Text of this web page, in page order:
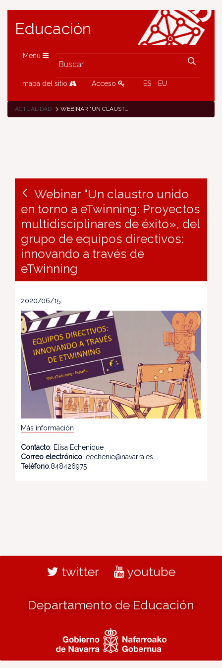
Educación
Menú
mapa del sitio Acceso ES EU
ACTUALIDAD WEBINAR “UN CLAUSTRO UNIDO EN TORNO A ETWINNING: PROYECTOS MULTIDISCIPLINARES DE ÉXITO», DEL GRUPO DE EQUIPOS DIRECTIVOS: INNOVANDO A TRAVÉS DE ETWINNING
Webinar “Un claustro unido
en torno a eTwinning: Proyectos
multidisciplinares de éxito», del
grupo de equipos directivos:
innovando a través de
eTwinning
2020/06/15
Más información
Contacto: Elisa Echenique
Correo electrónico: eechenie@navarra.es
Teléfono:848426975
twitter youtube
Departamento de Educación